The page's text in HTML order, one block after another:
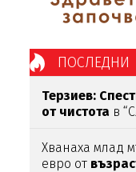
ПОСЛЕДНИ
Терзиев:
от чистота в
Хванаха млад
евро от